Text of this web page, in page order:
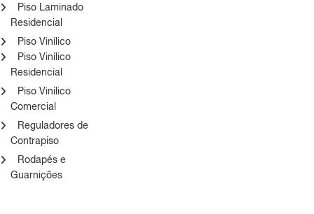
Piso Laminado
Residencial
Piso Vinílico
Piso Vinílico
Residencial
Piso Vinílico
Comercial
Reguladores de
Contrapiso
Rodapés e
Guarnições